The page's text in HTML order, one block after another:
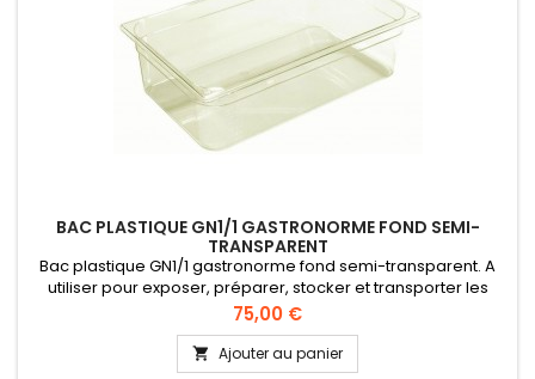
BAC PLASTIQUE GN1/1 GASTRONORME FOND SEMI-
TRANSPARENT
Bac plastique GN1/1 gastronorme fond semi-transparent. A
utiliser pour exposer, préparer, stocker et transporter les
aliments. Qualité alimentaire, conformément à la directive UE
10/2011 (CEE).
Prix
75,00 €
 Ajouter au panier